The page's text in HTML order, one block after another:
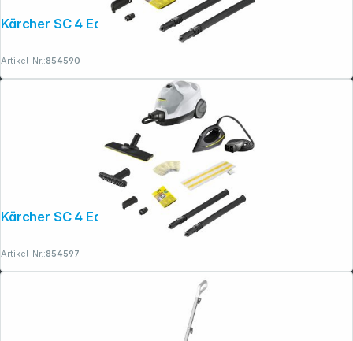
Kärcher SC 4 EasyFix
Artikel-Nr.:854590
Kärcher SC 4 EasyFix Iron
Artikel-Nr.:854597